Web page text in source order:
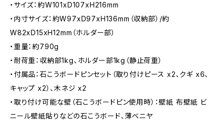
・サイズ：約W101xD107xH216mm
・内寸サイズ：約W97xD97xH136mm（収納部）/約
W82xD15xH12mm（ホルダー部）
・重量：約790g
・耐荷重：収納部1kg、ホルダー部1kg（静止荷重）
・付属品：石こうボードピンセット（取り付けピース x2、クギ x6、
キャップ x2）、木ネジ x2
・取り付け可能な壁（石こうボードピン使用時）：壁紙 布壁紙 ビ
ニール壁紙貼りなどの石こうボード、薄ベニヤ